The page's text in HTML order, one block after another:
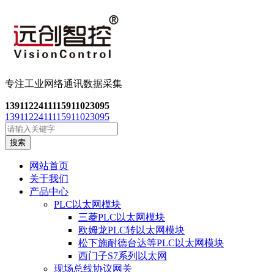
专注工业网络通讯数据采集
1391122411115911023095
1391122411115911023095
搜索
网站首页
关于我们
产品中心
PLC以太网模块
三菱PLC以太网模块
欧姆龙PLC转以太网模块
松下施耐德台达等PLC以太网模块
西门子S7系列以太网
现场总线协议网关